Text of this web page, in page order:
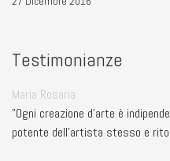
Testimonianze
Maria Rosaria
"Ogni creazione d'arte è
potente dell'artista stesso e